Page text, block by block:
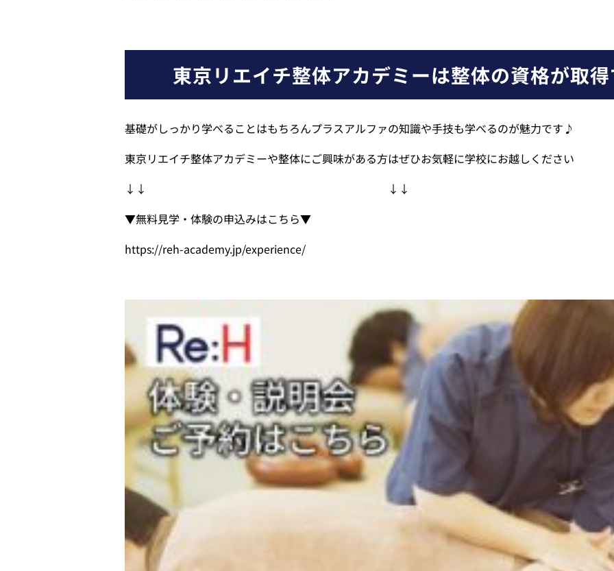
東京リエイチ整体アカデミーは整体の資格が取
基礎がしっかり学べることはもちろんプラスアルファの知識や手技も学べるのが魅力です♪
東京リエイチ整体アカデミーや整体にご興味がある方はぜひお気軽に学校にお越しください
↓↓ ↓↓
▼無料見学・体験の申込みはこちら▼
https://reh-academy.jp/experience/